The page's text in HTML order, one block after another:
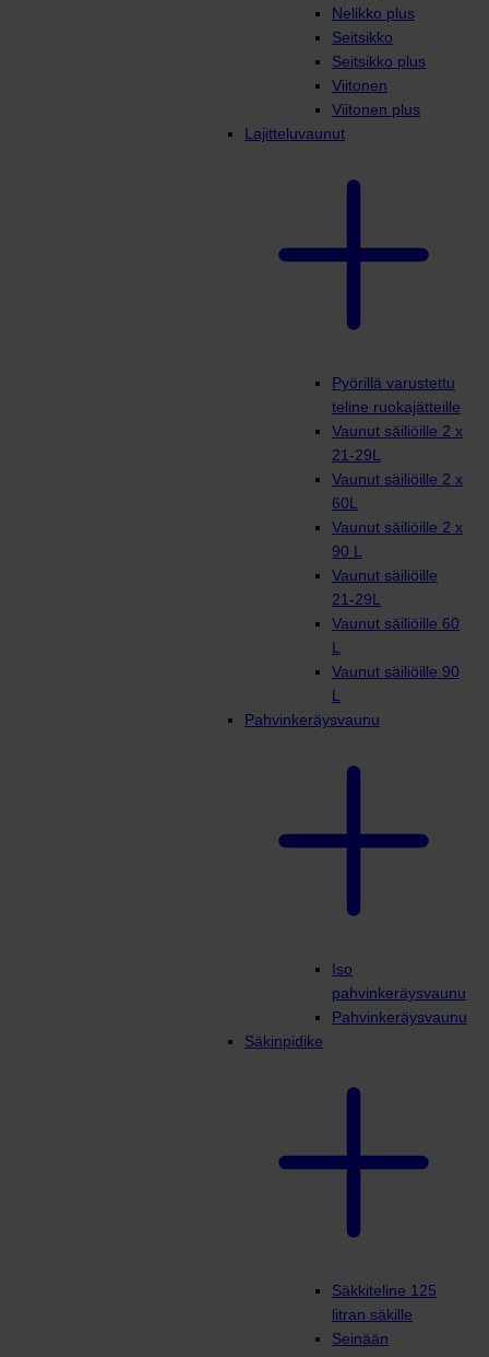
Nelikko plus
Seitsikko
Seitsikko plus
Viitonen
Viitonen plus
Lajitteluvaunut
Pyörillä varustettu
teline ruokajätteille
Vaunut säiliöille 2 x
21-29L
Vaunut säiliöille 2 x
60L
Vaunut säiliöille 2 x
90 L
Vaunut säiliöille
21-29L
Vaunut säiliöille 60
L
Vaunut säiliöille 90
L
Pahvinkeräysvaunu
Iso
pahvinkeräysvaunu
Pahvinkeräysvaunu
Säkinpidike
Säkkiteline 125
litran säkille
Seinään